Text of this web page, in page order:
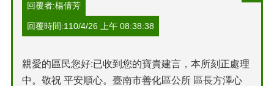
回覆者:楊倩芳
回覆時間:110/4/26 上午 08:38:38
親愛的區民您好:已收到您的寶貴建言，本所刻正處理
中。敬祝 平安順心。臺南市善化區公所 區長方澤心